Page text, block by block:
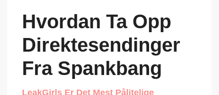
Hvordan Ta Opp
Direktesendinger
Fra Spankbang
LeakGirls Er Det Mest Pålitelige